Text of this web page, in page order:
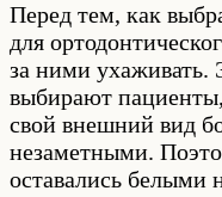
Перед тем, как
для
за ними ухаживать.
выбирают пациенты,
свой внешний вид
незаметными.
оставались белыми